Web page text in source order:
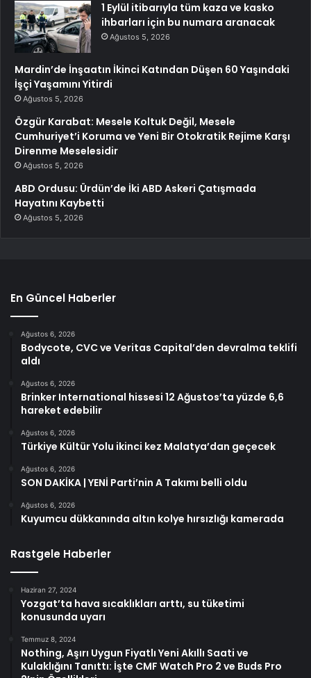
1 Eylül itibarıyla tüm kaza ve kasko
ihbarları için bu numara aranacak
Ağustos 5, 2026
Mardin’de İnşaatın İkinci Katından Düşen 60 Yaşındaki
İşçi Yaşamını Yitirdi
Ağustos 5, 2026
Özgür Karabat: Mesele Koltuk Değil, Mesele
Cumhuriyet’i Koruma ve Yeni Bir Otokratik Rejime Karşı
Direnme Meselesidir
Ağustos 5, 2026
ABD Ordusu: Ürdün’de İki ABD Askeri Çatışmada
Hayatını Kaybetti
Ağustos 5, 2026
En Güncel Haberler
Ağustos 6, 2026
Bodycote, CVC ve Veritas Capital’den devralma teklifi
aldı
Ağustos 6, 2026
Brinker International hissesi 12 Ağustos’ta yüzde 6,6
hareket edebilir
Ağustos 6, 2026
Türkiye Kültür Yolu ikinci kez Malatya’dan geçecek
Ağustos 6, 2026
SON DAKİKA | YENİ Parti’nin A Takımı belli oldu
Ağustos 6, 2026
Kuyumcu dükkanında altın kolye hırsızlığı kamerada
Rastgele Haberler
Haziran 27, 2024
Yozgat’ta hava sıcaklıkları arttı, su tüketimi
konusunda uyarı
Temmuz 8, 2024
Nothing, Aşırı Uygun Fiyatlı Yeni Akıllı Saati ve
Kulaklığını Tanıttı: İşte CMF Watch Pro 2 ve Buds Pro